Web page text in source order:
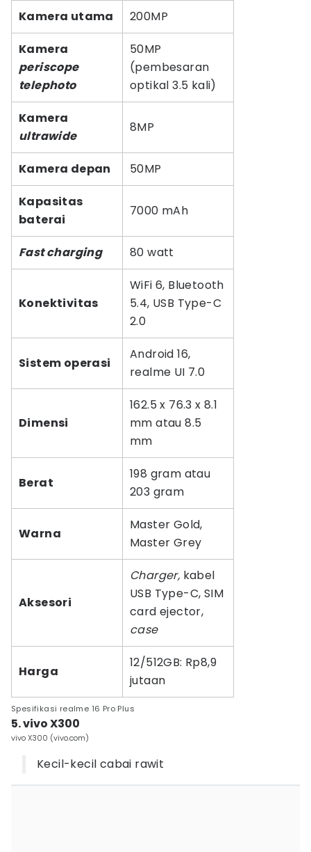
Spesifikasi realme 16 Pro Plus
Kamera utama 200MP
Kamera
periscope
telephoto
50MP
(pembesaran
optikal 3.5 kali)
Kamera
ultrawide
8MP
Kamera depan 50MP
Kapasitas
baterai
7000 mAh
Fast charging 80 watt
Konektivitas
WiFi 6, Bluetooth
5.4, USB Type-C
2.0
Sistem operasi
Android 16,
realme UI 7.0
Dimensi
162.5 x 76.3 x 8.1
mm atau 8.5
mm
Berat
198 gram atau
203 gram
Warna
Master Gold,
Master Grey
Aksesori
Charger, kabel
USB Type-C, SIM
card ejector,
case
Harga
12/512GB: Rp8,9
jutaan
5. vivo X300
vivo X300 (vivo.com)
Kecil-kecil cabai rawit